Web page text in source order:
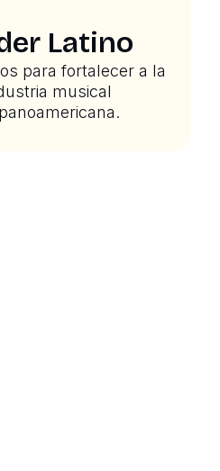
Latino
para fortalecer a la
musical